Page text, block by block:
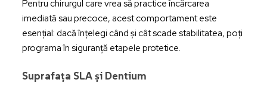
Pentru chirurgul care vrea să practice încărcarea
imediată sau precoce, acest comportament este
esențial: dacă înțelegi când și cât scade stabilitatea, poți
programa în siguranță etapele protetice.
Suprafața SLA și Dentium